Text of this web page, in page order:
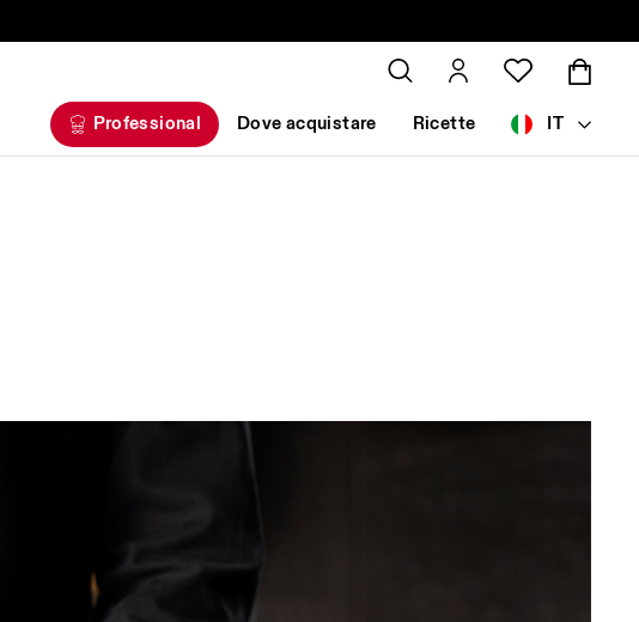
Professional Dove acquistare Ricette IT